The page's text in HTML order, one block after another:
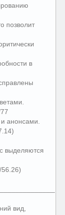
позволит
в
анонсами.
выделяются
вид,